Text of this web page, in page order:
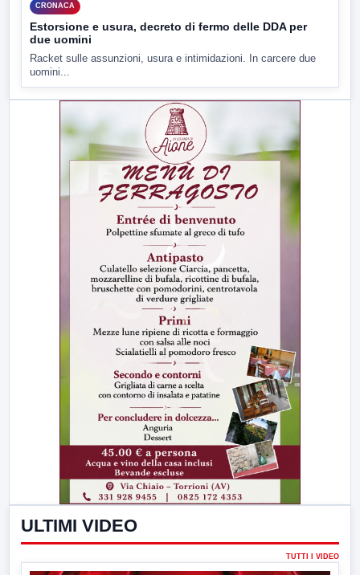
CRONACA
Estorsione e usura, decreto di fermo delle DDA per
due uomini
Racket sulle assunzioni, usura e intimidazioni. In carcere due
uomini...
ULTIMI VIDEO
TUTTI I VIDEO